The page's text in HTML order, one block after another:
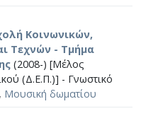
Κοινωνικών,
Τεχνών - Τμήμα
(2008-) [Μέλος
(Δ.Ε.Π.)] - Γνωστικό
, Μουσική δωματίου